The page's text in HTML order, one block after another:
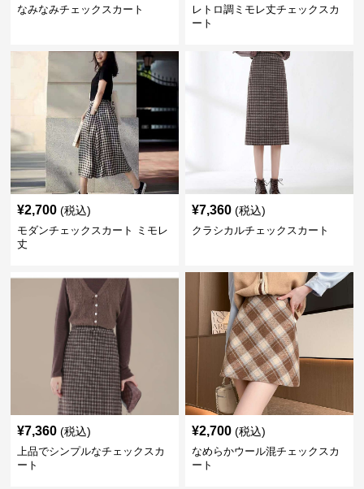
なみなみチェックスカート
レトロ調ミモレ丈チェックスカ
ート
¥2,700 (税込)
モダンチェックスカート ミモレ
丈
¥7,360 (税込)
クラシカルチェックスカート
¥7,360 (税込)
上品でシンプルなチェックスカ
ート
¥2,700 (税込)
なめらかウール混チェックスカ
ート